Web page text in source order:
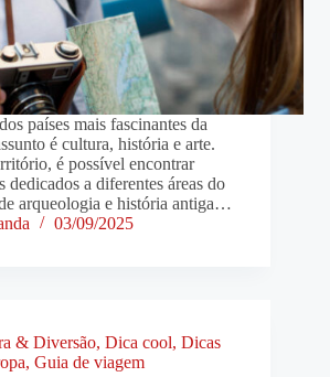
países mais fascinantes da
é cultura, história e arte.
é possível encontrar
dedicados a diferentes áreas do
arqueologia e história antiga…
03/09/2025
& Diversão, Dica cool, Dicas
, Guia de viagem